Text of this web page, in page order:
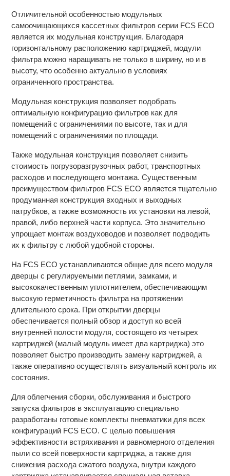
Отличительной особенностью модульных
самоочищающихся кассетных фильтров серии FCS ECO
является их модульная конструкция. Благодаря
горизонтальному расположению картриджей, модули
фильтра можно наращивать не только в ширину, но и в
высоту, что особенно актуально в условиях
ограниченного пространства.
Модульная конструкция позволяет подобрать
оптимальную конфигурацию фильтров как для
помещений с ограничениями по высоте, так и для
помещений с ограничениями по площади.
Также модульная конструкция позволяет снизить
стоимость погрузоразгрузочных работ, транспортных
расходов и последующего монтажа. Существенным
преимуществом фильтров FCS ECO является тщательно
продуманная конструкция входных и выходных
патрубков, а также возможность их установки на левой,
правой, либо верхней части корпуса. Это значительно
упрощает монтаж воздуховодов и позволяет подводить
их к фильтру с любой удобной стороны.
На FCS ECO устанавливаются общие для всего модуля
дверцы с регулируемыми петлями, замками, и
высококачественным уплотнителем, обеспечивающим
высокую герметичность фильтра на протяжении
длительного срока. При открытии дверцы
обеспечивается полный обзор и доступ ко всей
внутренней полости модуля, состоящего из четырех
картриджей (малый модуль имеет два картриджа) это
позволяет быстро производить замену картриджей, а
также оперативно осуществлять визуальный контроль их
состояния.
Для облегчения сборки, обслуживания и быстрого
запуска фильтров в эксплуатацию специально
разработаны готовые комплекты пневматики для всех
конфигураций FCS ECO. С целью повышения
эффективности встряхивания и равномерного отделения
пыли со всей поверхности картриджа, а также для
снижения расхода сжатого воздуха, внутри каждого